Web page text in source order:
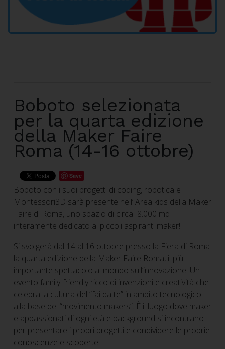
Boboto selezionata
per la quarta edizione
della Maker Faire
Roma (14-16 ottobre)
Save
Boboto con i suoi progetti di coding, robotica e
Montessori3D sarà presente nell’ Area kids della Maker
Faire di Roma, uno spazio di circa 8.000 mq
interamente dedicato ai piccoli aspiranti maker!
Si svolgerà dal 14 al 16 ottobre presso la Fiera di Roma
la quarta edizione della Maker Faire Roma, il più
importante spettacolo al mondo sull’innovazione. Un
evento family-friendly ricco di invenzioni e creatività che
celebra la cultura del “fai da te” in ambito tecnologico
alla base del “movimento makers”. È il luogo dove maker
e appassionati di ogni età e background si incontrano
per presentare i propri progetti e condividere le proprie
conoscenze e scoperte.